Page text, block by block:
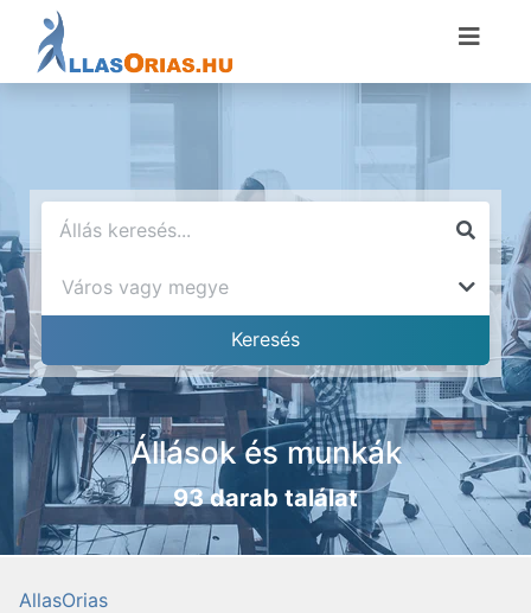
Állások és munkák
93 darab találat
AllasOrias